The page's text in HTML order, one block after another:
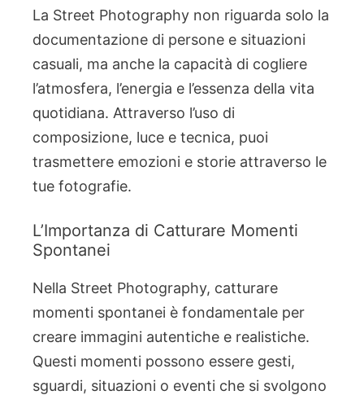
La Street Photography non riguarda solo la
documentazione di persone e situazioni
casuali, ma anche la capacità di cogliere
l’atmosfera, l’energia e l’essenza della vita
quotidiana. Attraverso l’uso di
composizione, luce e tecnica, puoi
trasmettere emozioni e storie attraverso le
tue fotografie.
L’Importanza di Catturare Momenti
Spontanei
Nella Street Photography, catturare
momenti spontanei è fondamentale per
creare immagini autentiche e realistiche.
Questi momenti possono essere gesti,
sguardi, situazioni o eventi che si svolgono